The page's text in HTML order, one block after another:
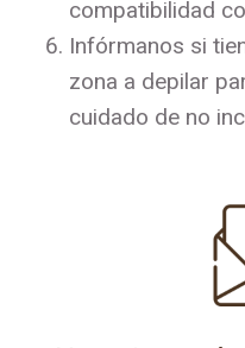
compatibilidad
Infórmanos si
zona a depilar
cuidado de no